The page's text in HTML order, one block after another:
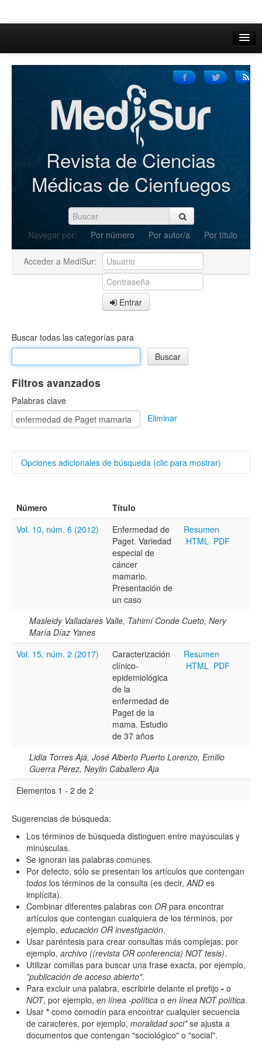
Inicio
Iniciar sesión
Registrarse
Revista de Ciencias
Médicas de Cienfuegos
Navegar por: Por número Por autor/a Por título
Acceder a MediSur:
Entrar
Buscar todas las categorías para
Filtros avanzados
Palabras clave
Eliminar
Opciones adicionales de búsqueda (clic para mostrar)
Autores/as
Texto completo
Hasta
Términos de indexación
Disciplinas
Tipo (método/enfoque)
Cobertura
Número
Título
Vol. 10, núm. 6 (2012)
Enfermedad de
Paget. Variedad
especial de
cáncer
mamario.
Presentación de
un caso
Resumen
HTML PDF
Masleidy Valladares Valle, Tahimí Conde Cueto, Nery
María Díaz Yanes
Vol. 15, núm. 2 (2017)
Caracterización
clínico-
epidemiológica
de la
enfermedad de
Paget de la
mama. Estudio
de 37 años
Resumen
HTML PDF
Lidia Torres Ajá, José Alberto Puerto Lorenzo, Emilio
Guerra Pérez, Neylin Caballero Aja
Elementos 1 - 2 de 2
Sugerencias de búsqueda:
Los términos de búsqueda distinguen entre mayúsculas y
minúsculas.
Se ignoran las palabras comunes.
Por defecto, sólo se presentan los artículos que contengan
todos los términos de la consulta (es decir, AND es
implícita).
Combinar diferentes palabras con OR para encontrar
artículos que contengan cualquiera de los términos, por
ejemplo, educación OR investigación.
Usar paréntesis para crear consultas más complejas; por
ejemplo, archivo ((revista OR conferencia) NOT tesis).
Utilizar comillas para buscar una frase exacta, por ejemplo,
”publicación de acceso abierto".
Para excluir una palabra, escribirle delante el prefijo - o
NOT, por ejemplo, en línea -política o en línea NOT política.
Usar * como comodín para encontrar cualquier secuencia
de caracteres, por ejemplo, moralidad soci*se ajusta a
documentos que contengan "sociológico" o "social".